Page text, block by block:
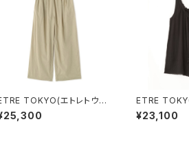
TOKYO(エトレトウキ
ウ) ガーメントダイソフトシ
ーパンツ
ETRE
ョウ) フロン
クチュニック
¥23,100